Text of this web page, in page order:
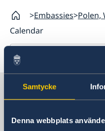
Samtycke
Denna webbplats
Embassies Polen,
Calendar
Polen, Warszawa
Sweden in
Embassy